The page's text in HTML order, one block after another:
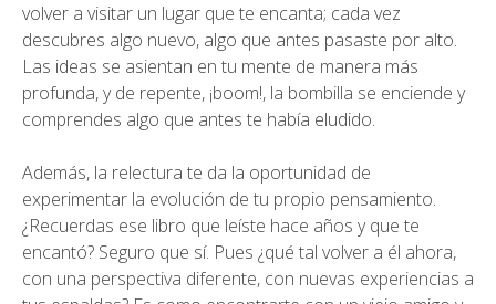
volver a visitar un lugar que te encanta; cada vez
descubres algo nuevo, algo que antes pasaste por alto.
Las ideas se asientan en tu mente de manera más
profunda, y de repente, ¡boom!, la bombilla se enciende y
comprendes algo que antes te había eludido.
Además, la relectura te da la oportunidad de
experimentar la evolución de tu propio pensamiento.
¿Recuerdas ese libro que leíste hace años y que te
encantó? Seguro que sí. Pues ¿qué tal volver a él ahora,
con una perspectiva diferente, con nuevas experiencias a